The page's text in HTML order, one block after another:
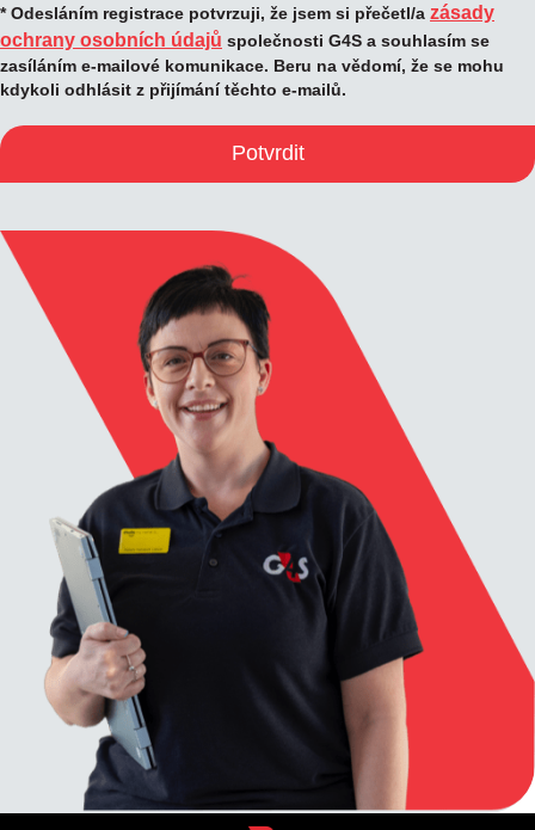
* Odesláním registrace potvrzuji, že jsem si přečetl/a zásady
ochrany osobních údajů společnosti G4S a souhlasím se
zasíláním e-mailové komunikace. Beru na vědomí, že se mohu
kdykoli odhlásit z přijímání těchto e-mailů.
Potvrdit